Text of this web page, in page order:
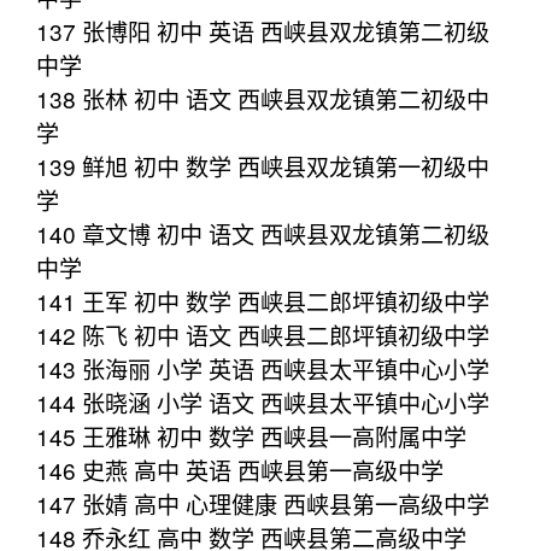
137 张博阳 初中 英语 西峡县双龙镇第二初级
中学
138 张林 初中 语文 西峡县双龙镇第二初级中
学
139 鲜旭 初中 数学 西峡县双龙镇第一初级中
学
140 章文博 初中 语文 西峡县双龙镇第二初级
中学
141 王军 初中 数学 西峡县二郎坪镇初级中学
142 陈飞 初中 语文 西峡县二郎坪镇初级中学
143 张海丽 小学 英语 西峡县太平镇中心小学
144 张晓涵 小学 语文 西峡县太平镇中心小学
145 王雅琳 初中 数学 西峡县一高附属中学
146 史燕 高中 英语 西峡县第一高级中学
147 张婧 高中 心理健康 西峡县第一高级中学
148 乔永红 高中 数学 西峡县第二高级中学